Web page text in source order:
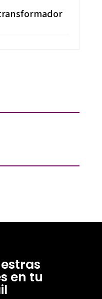
en tu